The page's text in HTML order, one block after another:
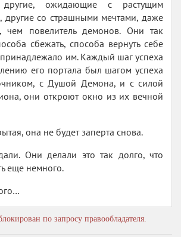
ожидающие с растущим
другие со страшными мечтами, даже
чем повелитель демонов. Они так
сбежать, способа вернуть себе
принадлежало им. Каждый шаг успеха
его портала был шагом успеха
с Душой Демона, и с силой
они откроют окно из их вечной
она не будет заперта снова.
Они делали это так долго, что
еще немного.
по запросу правообладателя.